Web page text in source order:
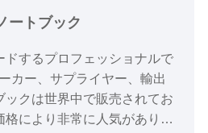
ートブック
ドするプロフェッショナルで
カー、サプライヤー、輸出
ックは世界中で販売されてお
格により非常に人気がありま